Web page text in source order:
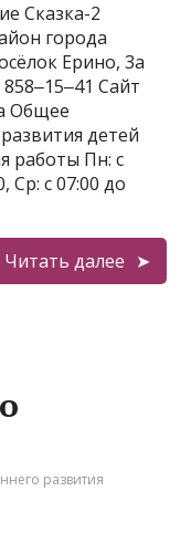
Сказка-2
города
Ерино, 3а
Сайт
Общее
детей
работы Пн: с
Ср: с 07:00 до
Читать далее
развития